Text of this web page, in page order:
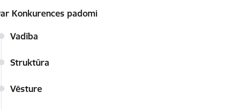
Konkurences padomi
Vadība
Struktūra
Vēsture